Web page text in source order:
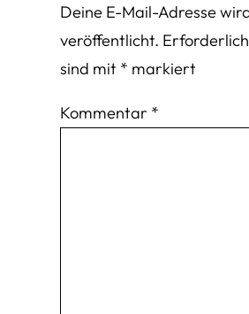
Deine E-Mail-Adresse
veröffentlicht.
sind mit * markiert
Kommentar *